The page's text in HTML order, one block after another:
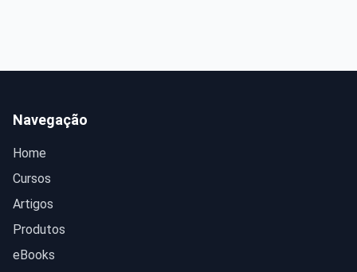
Navegação
Home
Cursos
Artigos
Produtos
eBooks